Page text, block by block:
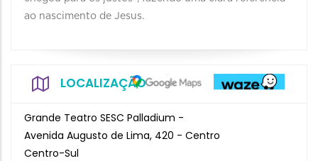
ao nascimento de Jesus.
LOCALIZAÇÃO
Grande Teatro SESC Palladium -
Avenida Augusto de Lima, 420 - Centro
Centro-Sul